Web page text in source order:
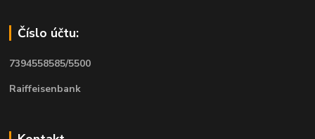
Číslo účtu:
7394558585/5500
Raiffeisenbank